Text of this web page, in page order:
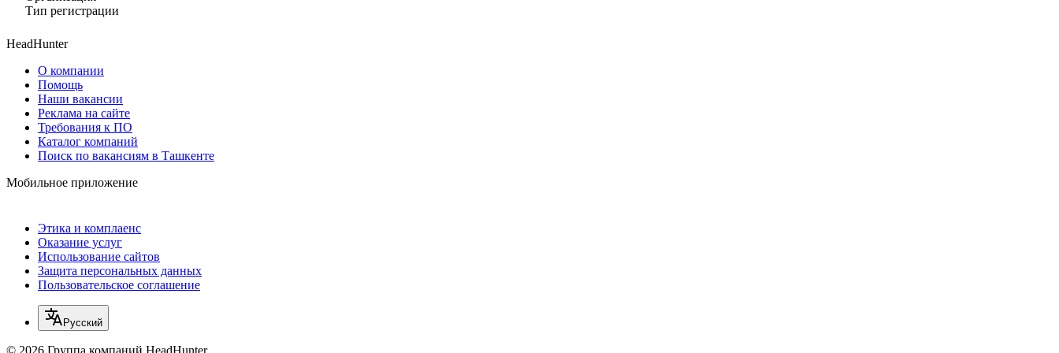
Тип регистрации
HeadHunter
О компании
Помощь
Наши вакансии
Реклама на сайте
Требования к ПО
Каталог компаний
Поиск по вакансиям в Ташкенте
Мобильное приложение
Этика и комплаенс
Оказание услуг
Использование сайтов
Защита персональных данных
Пользовательское соглашение
Русский
© 2026 Группа компаний HeadHunter